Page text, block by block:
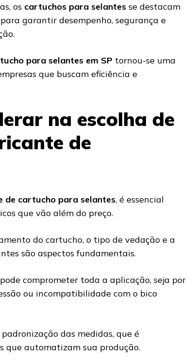
os cartuchos para selantes se destacam
garantir desempenho, segurança e
para selantes em SP tornou-se uma
que buscam eficiência e
na escolha de
de
de cartucho para selantes, é essencial
que vão além do preço.
do cartucho, o tipo de vedação e a
são aspectos fundamentais.
comprometer toda a aplicação, seja por
ou incompatibilidade com o bico
das medidas, que é
que automatizam sua produção.